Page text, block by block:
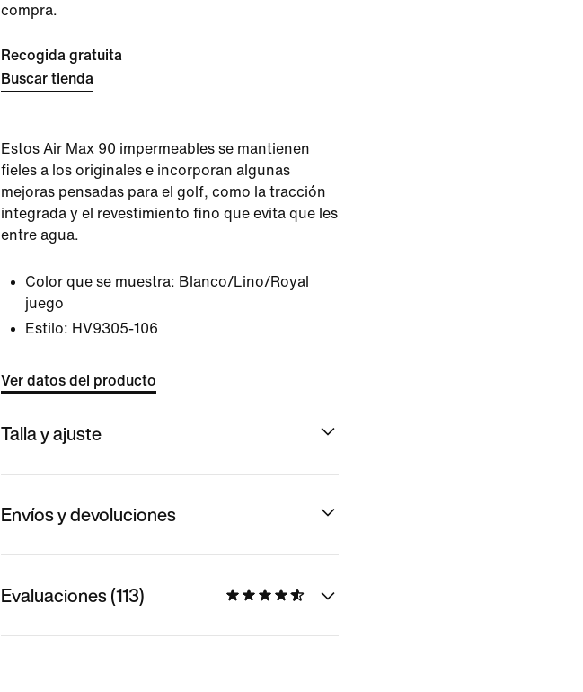
compra.
Recogida gratuita
Buscar tienda
Estos Air Max 90 impermeables se mantienen
fieles a los originales e incorporan algunas
mejoras pensadas para el golf, como la tracción
integrada y el revestimiento fino que evita que les
entre agua.
Color que se muestra: Blanco/Lino/Royal
juego
Estilo: HV9305-106
Ver datos del producto
Talla y ajuste
Envíos y devoluciones
Evaluaciones (113)